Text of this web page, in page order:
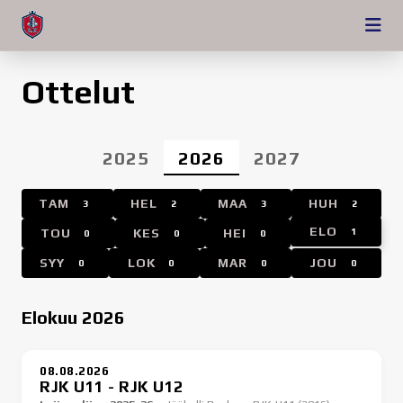
Ottelut
2025 2026 2027
TAM 3 HEL 2 MAA 3 HUH 2
TOU 0 KES 0 HEI 0 ELO 1
SYY 0 LOK 0 MAR 0 JOU 0
Elokuu 2026
08.08.2026
RJK U11 - RJK U12